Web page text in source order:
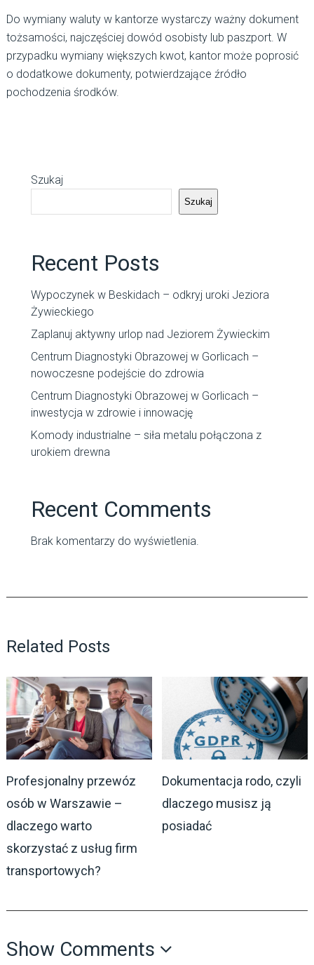
Do wymiany waluty w kantorze wystarczy ważny dokument
tożsamości, najczęściej dowód osobisty lub paszport. W
przypadku wymiany większych kwot, kantor może poprosić
o dodatkowe dokumenty, potwierdzające źródło
pochodzenia środków.
Szukaj
Szukaj
Recent Posts
Wypoczynek w Beskidach – odkryj uroki Jeziora
Żywieckiego
Zaplanuj aktywny urlop nad Jeziorem Żywieckim
Centrum Diagnostyki Obrazowej w Gorlicach –
nowoczesne podejście do zdrowia
Centrum Diagnostyki Obrazowej w Gorlicach –
inwestycja w zdrowie i innowację
Komody industrialne – siła metalu połączona z
urokiem drewna
Recent Comments
Brak komentarzy do wyświetlenia.
Related Posts
Profesjonalny przewóz
osób w Warszawie –
dlaczego warto
skorzystać z usług firm
transportowych?
Dokumentacja rodo, czyli
dlaczego musisz ją
posiadać
Show Comments